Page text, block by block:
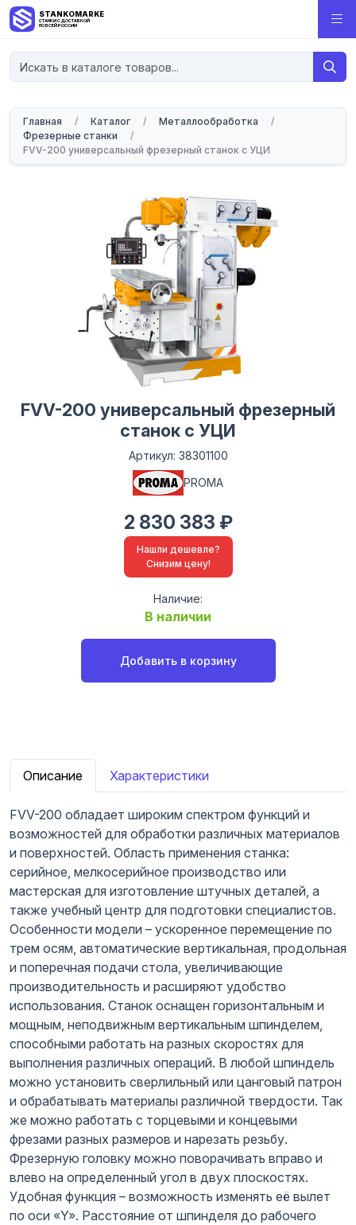
STANKOMARKET
СТАНКИ С ДОСТАВКОЙ
ПО ВСЕЙ РОССИИ
Главная / Каталог / Металлообработка
/
Фрезерные станки
/
FVV-200 универсальный фрезерный станок с УЦИ
FVV-200 универсальный фрезерный
станок с УЦИ
Артикул: 38301100
PROMA
2 830 383 ₽
Нашли дешевле?
Снизим цену!
Наличие:
В наличии
Добавить в корзину
Описание Характеристики
FVV-200 обладает широким спектром функций и
возможностей для обработки различных материалов
и поверхностей. Область применения станка:
серийное, мелкосерийное производство или
мастерская для изготовление штучных деталей, а
также учебный центр для подготовки специалистов.
Особенности модели – ускоренное перемещение по
трем осям, автоматические вертикальная, продольная
и поперечная подачи стола, увеличивающие
производительность и расширяют удобство
использования. Станок оснащен горизонтальным и
мощным, неподвижным вертикальным шпинделем,
способными работать на разных скоростях для
выполнения различных операций. В любой шпиндель
можно установить сверлильный или цанговый патрон
и обрабатывать материалы различной твердости. Так
же можно работать с торцевыми и концевыми
фрезами разных размеров и нарезать резьбу.
Фрезерную головку можно поворачивать вправо и
влево на определенный угол в двух плоскостях.
Удобная функция – возможность изменять её вылет
по оси «Y». Расстояние от шпинделя до рабочего